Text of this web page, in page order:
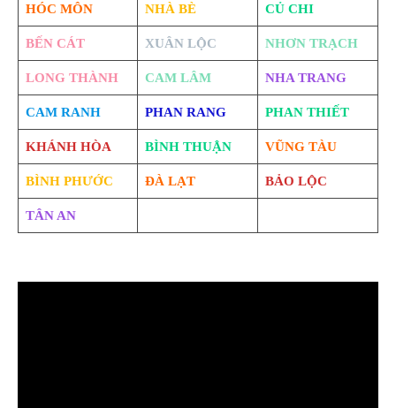
HÓC MÔN NHÀ BÈ CỦ CHI
BẾN CÁT XUÂN LỘC NHƠN TRẠCH
LONG THÀNH CAM LÂM NHA TRANG
CAM RANH PHAN RANG PHAN THIẾT
KHÁNH HÒA BÌNH THUẬN VŨNG TÀU
BÌNH PHƯỚC ĐÀ LẠT BẢO LỘC
TÂN AN